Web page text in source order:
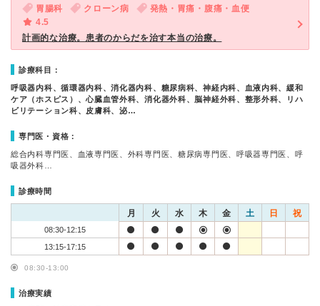
胃腸科 クローン病
発熱・胃痛・腹痛・血便
4.5
計画的な治療。患者のからだを治す本当の治療。
診療科目：
呼吸器内科、循環器内科、消化器内科、糖尿病科、神経内科、血液内科、緩和
ケア（ホスピス）、心臓血管外科、消化器外科、脳神経外科、整形外科、リハ
ビリテーション科、皮膚科、泌…
専門医・資格：
総合内科専門医、血液専門医、外科専門医、糖尿病専門医、呼吸器専門医、呼
吸器外科…
診療時間
月 火 水 木 金 土 日 祝
08:30-12:15
13:15-17:15
08:30-13:00
治療実績